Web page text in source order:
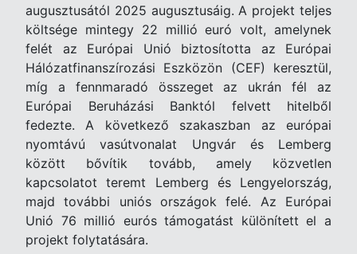
augusztusától 2025 augusztusáig. A projekt teljes
költsége mintegy 22 millió euró volt, amelynek
felét az Európai Unió biztosította az Európai
Hálózatfinanszírozási Eszközön (CEF) keresztül,
míg a fennmaradó összeget az ukrán fél az
Európai Beruházási Banktól felvett hitelből
fedezte. A következő szakaszban az európai
nyomtávú vasútvonalat Ungvár és Lemberg
között bővítik tovább, amely közvetlen
kapcsolatot teremt Lemberg és Lengyelország,
majd további uniós országok felé. Az Európai
Unió 76 millió eurós támogatást különített el a
projekt folytatására.